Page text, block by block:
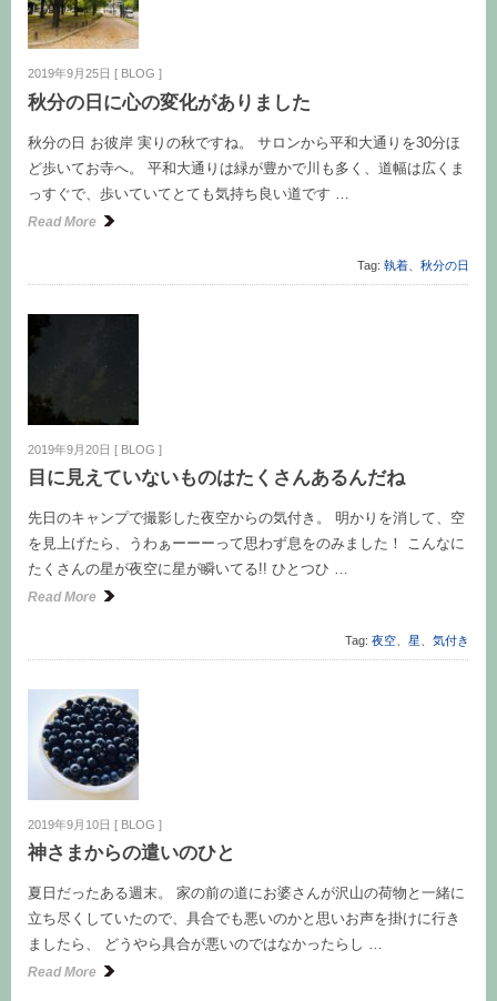
2019年9月25日 [ BLOG ]
秋分の日に心の変化がありました
秋分の日 お彼岸 実りの秋ですね。 サロンから平和大通りを30分ほ
ど歩いてお寺へ。 平和大通りは緑が豊かで川も多く、道幅は広くま
っすぐで、歩いていてとても気持ち良い道です …
Read More
Tag: 執着 秋分の日
2019年9月20日 [ BLOG ]
目に見えていないものはたくさんあるんだね
先日のキャンプで撮影した夜空からの気付き。 明かりを消して、空
を見上げたら、うわぁーーーって思わず息をのみました！ こんなに
たくさんの星が夜空に星が瞬いてる!! ひとつひ …
Read More
Tag: 夜空 星 気付き
2019年9月10日 [ BLOG ]
神さまからの遣いのひと
夏日だったある週末。 家の前の道にお婆さんが沢山の荷物と一緒に
立ち尽くしていたので、具合でも悪いのかと思いお声を掛けに行き
ましたら、 どうやら具合が悪いのではなかったらし …
Read More